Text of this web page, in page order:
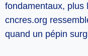
fondamentaux, plus
cncres.org
quand un pépin